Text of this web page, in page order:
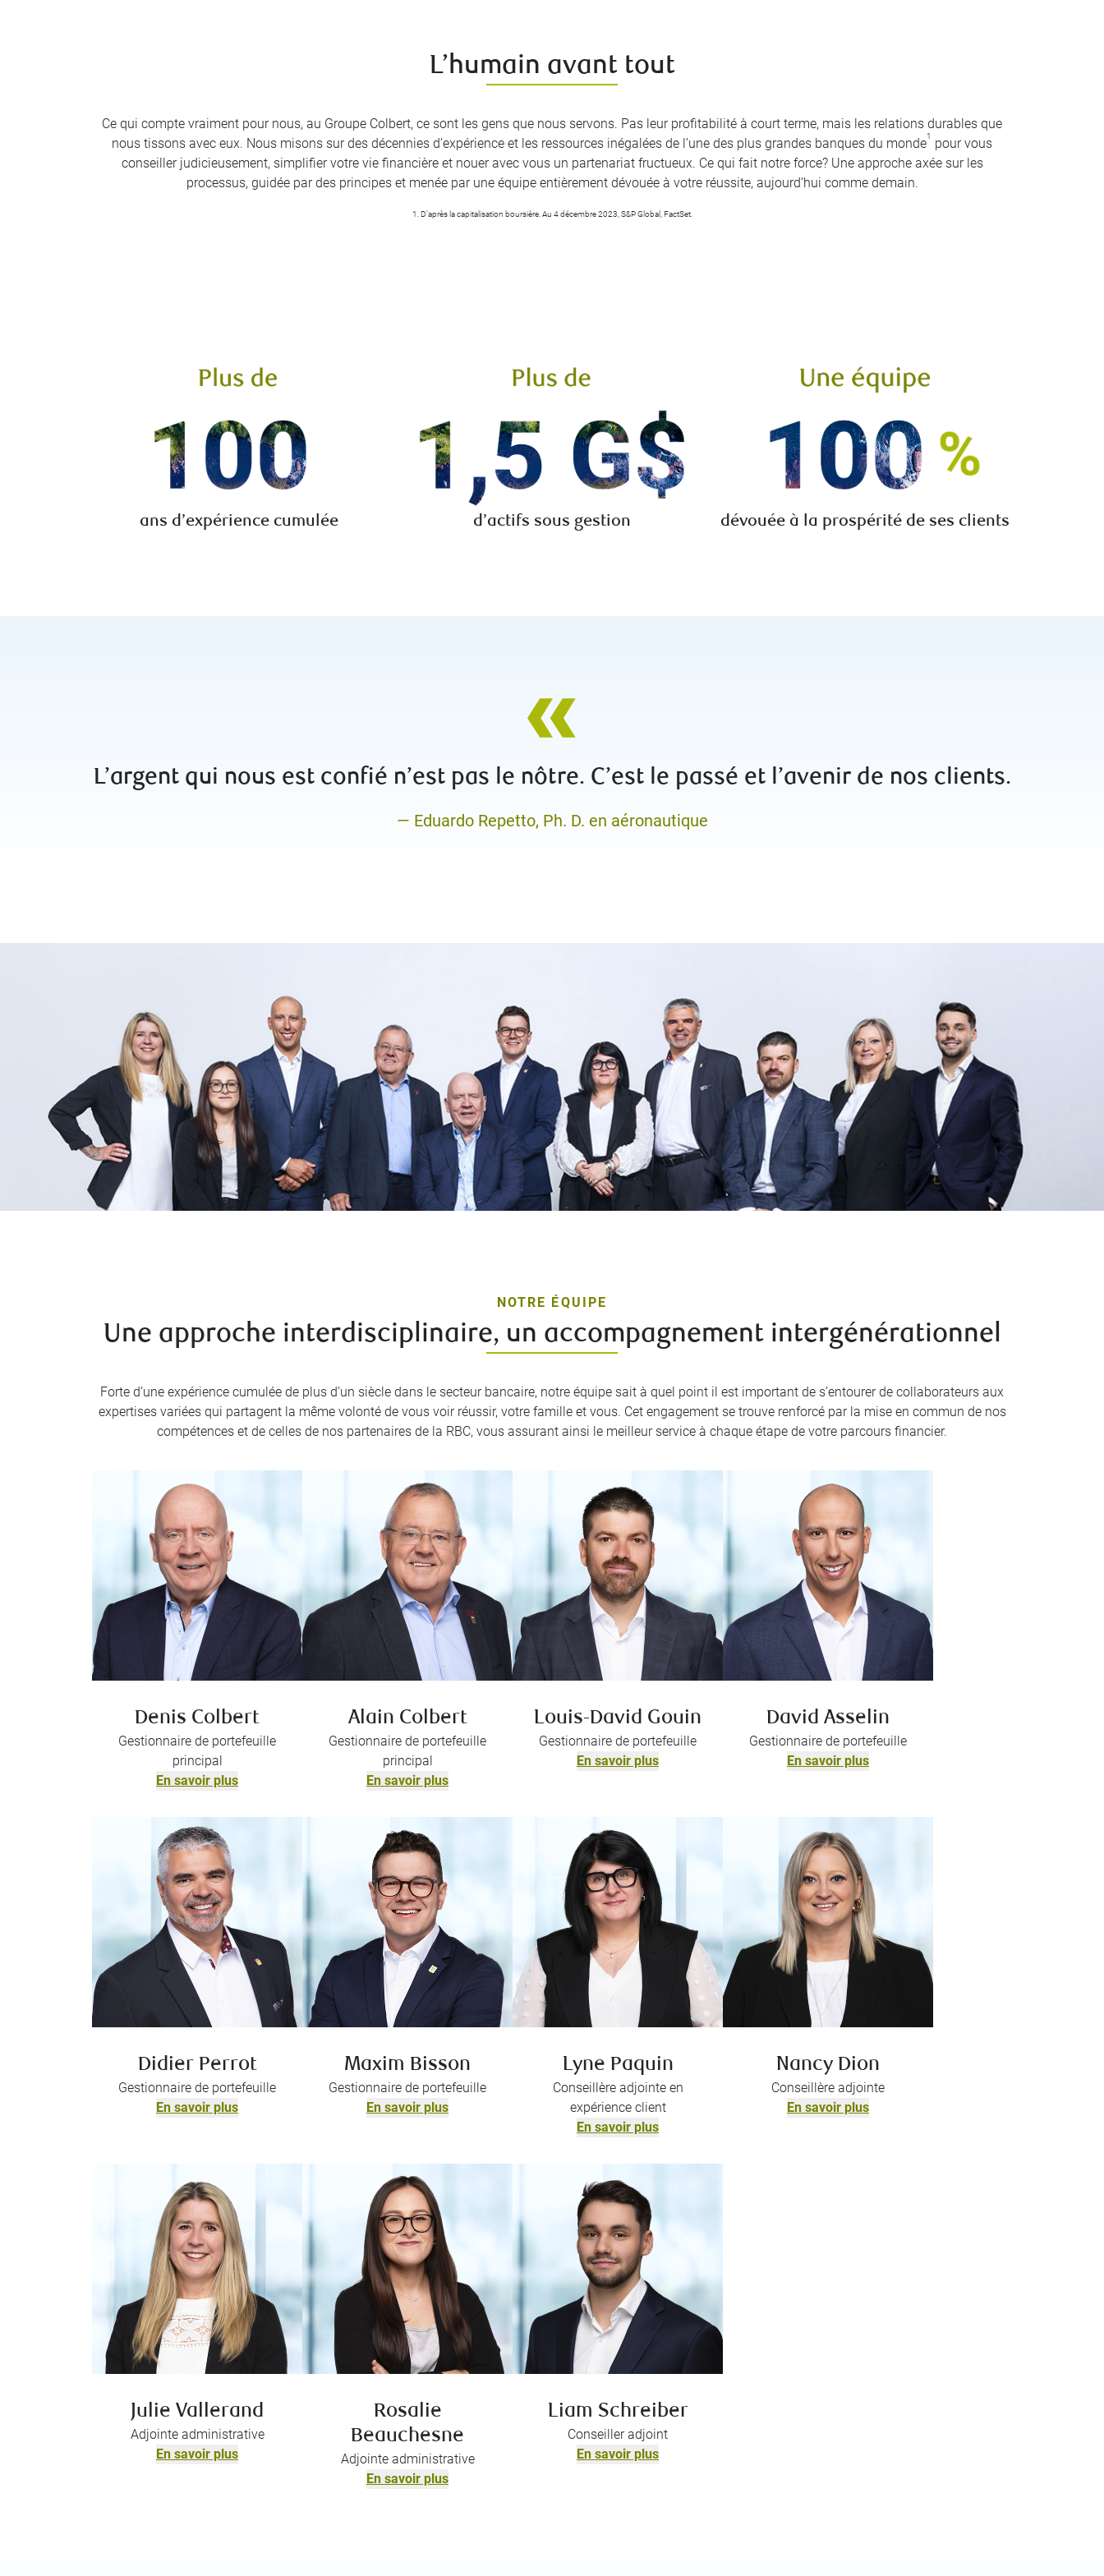
L’humain avant tout
Ce qui compte vraiment pour nous, au Groupe Colbert, ce sont les gens que nous servons. Pas leur profitabilité à court terme, mais les relations durables que
nous tissons avec eux. Nous misons sur des décennies d’expérience et les ressources inégalées de l’une des plus grandes banques du monde1
pour vous
conseiller judicieusement, simplifier votre vie financière et nouer avec vous un partenariat fructueux. Ce qui fait notre force? Une approche axée sur les
processus, guidée par des principes et menée par une équipe entièrement dévouée à votre réussite, aujourd’hui comme demain.
1. D’après la capitalisation boursière. Au 4 décembre 2023, S&P Global, FactSet.
ans d’expérience cumulée d’actifs sous gestion dévouée à la prospérité de ses clients
L’argent qui nous est confié n’est pas le nôtre. C’est le passé et l’avenir de nos clients.
— Eduardo Repetto, Ph. D. en aéronautique
NOTRE ÉQUIPE
Une approche interdisciplinaire, un accompagnement intergénérationnel
Forte d’une expérience cumulée de plus d’un siècle dans le secteur bancaire, notre équipe sait à quel point il est important de s’entourer de collaborateurs aux
expertises variées qui partagent la même volonté de vous voir réussir, votre famille et vous. Cet engagement se trouve renforcé par la mise en commun de nos
compétences et de celles de nos partenaires de la RBC, vous assurant ainsi le meilleur service à chaque étape de votre parcours financier.
Denis Colbert
Gestionnaire de portefeuille
principal
En savoir plus
Alain Colbert
Gestionnaire de portefeuille
principal
En savoir plus
Louis-David Gouin
Gestionnaire de portefeuille
En savoir plus
David Asselin
Gestionnaire de portefeuille
En savoir plus
Didier Perrot
Gestionnaire de portefeuille
En savoir plus
Maxim Bisson
Gestionnaire de portefeuille
En savoir plus
Lyne Paquin
Conseillère adjointe en
expérience client
En savoir plus
Nancy Dion
Conseillère adjointe
En savoir plus
Julie Vallerand
Adjointe administrative
En savoir plus
Rosalie
Beauchesne
Adjointe administrative
En savoir plus
Liam Schreiber
Conseiller adjoint
En savoir plus